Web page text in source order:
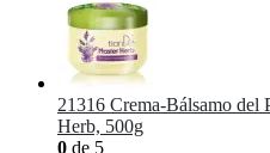
21316 Crema-Bálsamo
Herb, 500g
0 de 5